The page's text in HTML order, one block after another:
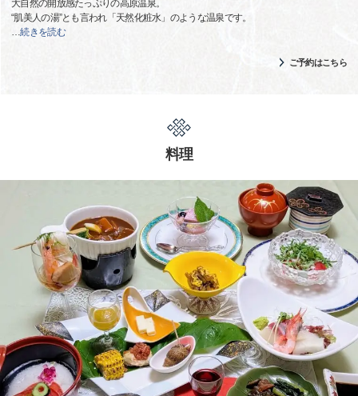
大自然の開放感たっぷりの高原温泉。
“肌美人の湯”とも言われ「天然化粧水」のような温泉です。
…続きを読む
ご予約はこちら
料理